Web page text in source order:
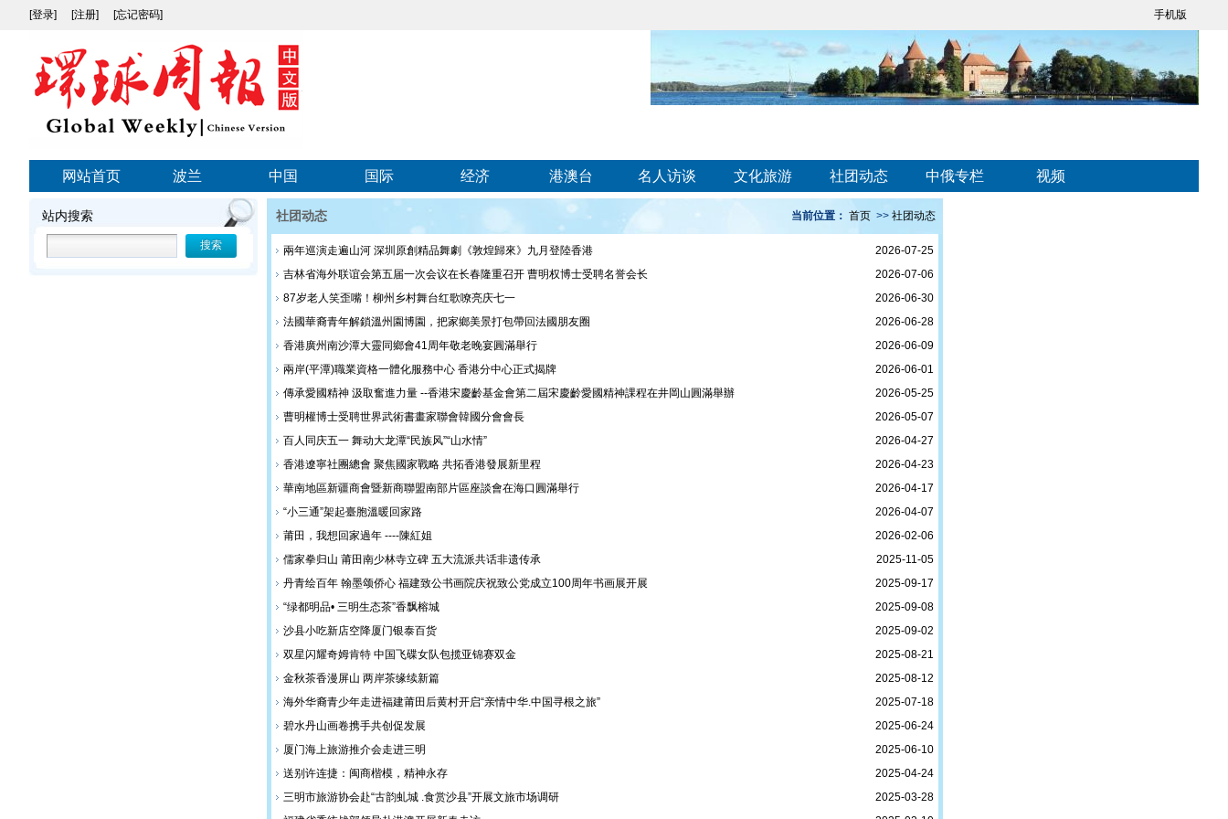
手机版
[登录] [注册] [忘记密码]
网站首页 波兰 中国 国际 经济 港澳台 名人访谈 文化旅游 社团动态 中俄专栏 视频
站内搜索 当前位置： 首页 >> 社团动态
社团动态
2026-07-25
兩年巡演走遍山河 深圳原創精品舞劇《敦煌歸來》九月登陸香港
2026-07-06
吉林省海外联谊会第五届一次会议在长春隆重召开 曹明权博士受聘名誉会长
2026-06-30
87岁老人笑歪嘴！柳州乡村舞台红歌嘹亮庆七一
2026-06-28
法國華裔青年解鎖溫州園博園，把家鄉美景打包帶回法國朋友圈
2026-06-09
香港廣州南沙潭大靈同鄉會41周年敬老晚宴圓滿舉行
2026-06-01
兩岸(平潭)職業資格一體化服務中心 香港分中心正式揭牌
2026-05-25
傳承愛國精神 汲取奮進力量 --香港宋慶齡基金會第二屆宋慶齡愛國精神課程在井岡山圓滿舉辦
2026-05-07
曹明權博士受聘世界武術書畫家聯會韓國分會會長
2026-04-27
百人同庆五一 舞动大龙潭“民族风”“山水情”
2026-04-23
香港遼寧社團總會 聚焦國家戰略 共拓香港發展新里程
2026-04-17
華南地區新疆商會暨新商聯盟南部片區座談會在海口圓滿舉行
2026-04-07
“小三通”架起臺胞溫暖回家路
2026-02-06
莆田，我想回家過年 ----陳紅姐
2025-11-05
儒家拳归山 莆田南少林寺立碑 五大流派共话非遗传承
2025-09-17
丹青绘百年 翰墨颂侨心 福建致公书画院庆祝致公党成立100周年书画展开展
2025-09-08
“绿都明品• 三明生态茶”香飘榕城
2025-09-02
沙县小吃新店空降厦门银泰百货
2025-08-21
双星闪耀奇姆肯特 中国飞碟女队包揽亚锦赛双金
2025-08-12
金秋茶香漫屏山 两岸茶缘续新篇
2025-07-18
海外华裔青少年走进福建莆田后黄村开启“亲情中华.中国寻根之旅”
2025-06-24
碧水丹山画卷携手共创促发展
2025-06-10
厦门海上旅游推介会走进三明
2025-04-24
送别许连捷：闽商楷模，精神永存
2025-03-28
三明市旅游协会赴“古韵虬城 .食赏沙县”开展文旅市场调研